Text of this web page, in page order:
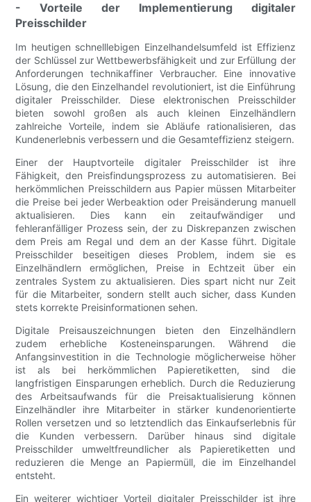
- Vorteile der Implementierung digitaler
Preisschilder
Im heutigen schnelllebigen Einzelhandelsumfeld ist Effizienz
der Schlüssel zur Wettbewerbsfähigkeit und zur Erfüllung der
Anforderungen technikaffiner Verbraucher. Eine innovative
Lösung, die den Einzelhandel revolutioniert, ist die Einführung
digitaler Preisschilder. Diese elektronischen Preisschilder
bieten sowohl großen als auch kleinen Einzelhändlern
zahlreiche Vorteile, indem sie Abläufe rationalisieren, das
Kundenerlebnis verbessern und die Gesamteffizienz steigern.
Einer der Hauptvorteile digitaler Preisschilder ist ihre
Fähigkeit, den Preisfindungsprozess zu automatisieren. Bei
herkömmlichen Preisschildern aus Papier müssen Mitarbeiter
die Preise bei jeder Werbeaktion oder Preisänderung manuell
aktualisieren. Dies kann ein zeitaufwändiger und
fehleranfälliger Prozess sein, der zu Diskrepanzen zwischen
dem Preis am Regal und dem an der Kasse führt. Digitale
Preisschilder beseitigen dieses Problem, indem sie es
Einzelhändlern ermöglichen, Preise in Echtzeit über ein
zentrales System zu aktualisieren. Dies spart nicht nur Zeit
für die Mitarbeiter, sondern stellt auch sicher, dass Kunden
stets korrekte Preisinformationen sehen.
Digitale Preisauszeichnungen bieten den Einzelhändlern
zudem erhebliche Kosteneinsparungen. Während die
Anfangsinvestition in die Technologie möglicherweise höher
ist als bei herkömmlichen Papieretiketten, sind die
langfristigen Einsparungen erheblich. Durch die Reduzierung
des Arbeitsaufwands für die Preisaktualisierung können
Einzelhändler ihre Mitarbeiter in stärker kundenorientierte
Rollen versetzen und so letztendlich das Einkaufserlebnis für
die Kunden verbessern. Darüber hinaus sind digitale
Preisschilder umweltfreundlicher als Papieretiketten und
reduzieren die Menge an Papiermüll, die im Einzelhandel
entsteht.
Ein weiterer wichtiger Vorteil digitaler Preisschilder ist ihre